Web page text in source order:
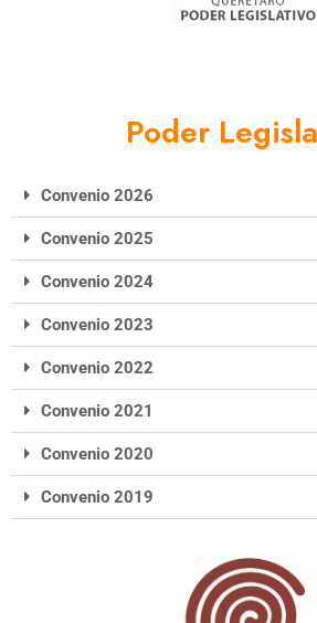
Poder
Convenio 2026
Convenio 2025
Convenio 2024
Convenio 2023
Convenio 2022
Convenio 2021
Convenio 2020
Convenio 2019